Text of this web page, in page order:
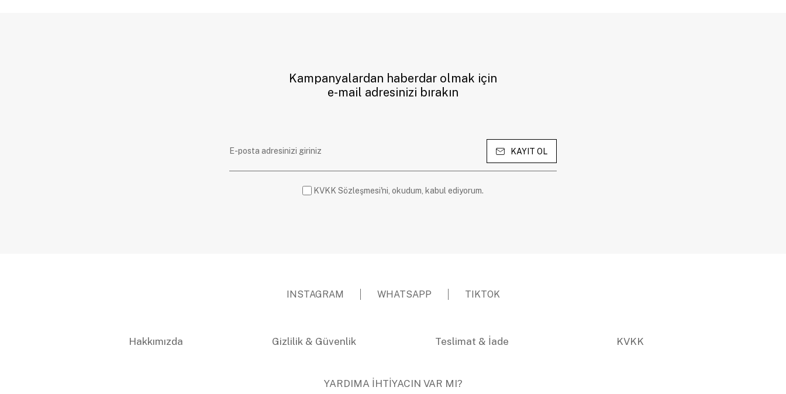
Kampanyalardan haberdar olmak için
e-mail adresinizi bırakın
KAYIT OL
KVKK Sözleşmesi'ni, okudum, kabul ediyorum.
INSTAGRAM WHATSAPP TIKTOK
Hakkımızda Gizlilik & Güvenlik Teslimat & İade KVKK
YARDIMA İHTİYACIN VAR MI?